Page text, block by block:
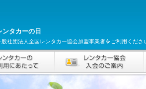
ンタカーの日
社団法人全国レンタカー協会加盟事業者をご利用くださ